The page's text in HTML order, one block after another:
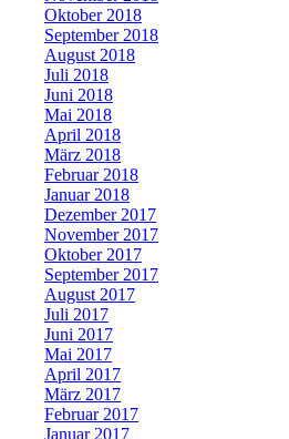
Oktober 2018
September 2018
August 2018
Juli 2018
Juni 2018
Mai 2018
April 2018
März 2018
Februar 2018
Januar 2018
Dezember 2017
November 2017
Oktober 2017
September 2017
August 2017
Juli 2017
Juni 2017
Mai 2017
April 2017
März 2017
Februar 2017
Januar 2017